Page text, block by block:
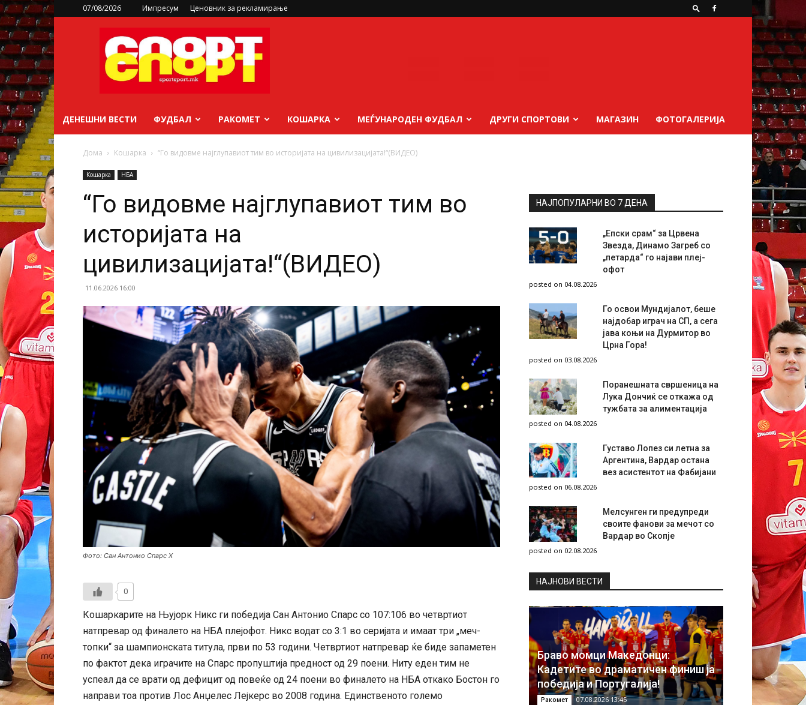
07/08/2026 Импресум Ценовник за рекламирање
sportsport.mk
ДЕНЕШНИ ВЕСТИ ФУДБАЛ РАКОМЕТ КОШАРКА МЕЃУНАРОДЕН ФУДБАЛ ДРУГИ СПОРТОВИ МАГАЗИН ФОТОГАЛЕРИЈА
Дома Кошарка “Го видовме најглупавиот тим во историјата на цивилизацијата!“(ВИДЕО)
Кошарка НБА
“Го видовме најглупавиот тим во
историјата на
цивилизацијата!“(ВИДЕО)
11.06.2026 16:00
Фото: Сан Антонио Спарс Х
0
Кошаркарите на Њујорк Никс ги победија Сан Антонио Спарс со 107:106 во четвртиот
натпревар од финалето на НБА плејофот. Никс водат со 3:1 во серијата и имаат три „меч-
топки“ за шампионската титула, први по 53 години. Четвртиот натпревар ќе биде запаметен
по фактот дека играчите на Спарс пропуштија предност од 29 поени. Ниту еден тим не
успеал да се врати од дефицит од повеќе од 24 поени во финалето на НБА откако Бостон го
направи тоа против Лос Анџелес Лејкерс во 2008 година. Единственото големо
НАЈПОПУЛАРНИ ВО 7 ДЕНА
„Епски срам“ за Црвена
Звезда, Динамо Загреб со
„петарда“ го најави плеј-
офот
posted on 04.08.2026
Го освои Мундијалот, беше
најдобар играч на СП, а сега
јава коњи на Дурмитор во
Црна Гора!
posted on 03.08.2026
Поранешната свршеница на
Лука Дончиќ се откажа од
тужбата за алиментација
posted on 04.08.2026
Густаво Лопез си летна за
Аргентина, Вардар остана
вез асистентот на Фабијани
posted on 06.08.2026
Мелсунген ги предупреди
своите фанови за мечот со
Вардар во Скопје
posted on 02.08.2026
НAЈНОВИ ВЕСТИ
Браво момци Македонци:
Кадетите во драматичен финиш ја
победија и Португалија!
Ракомет 07.08.2026 13:45